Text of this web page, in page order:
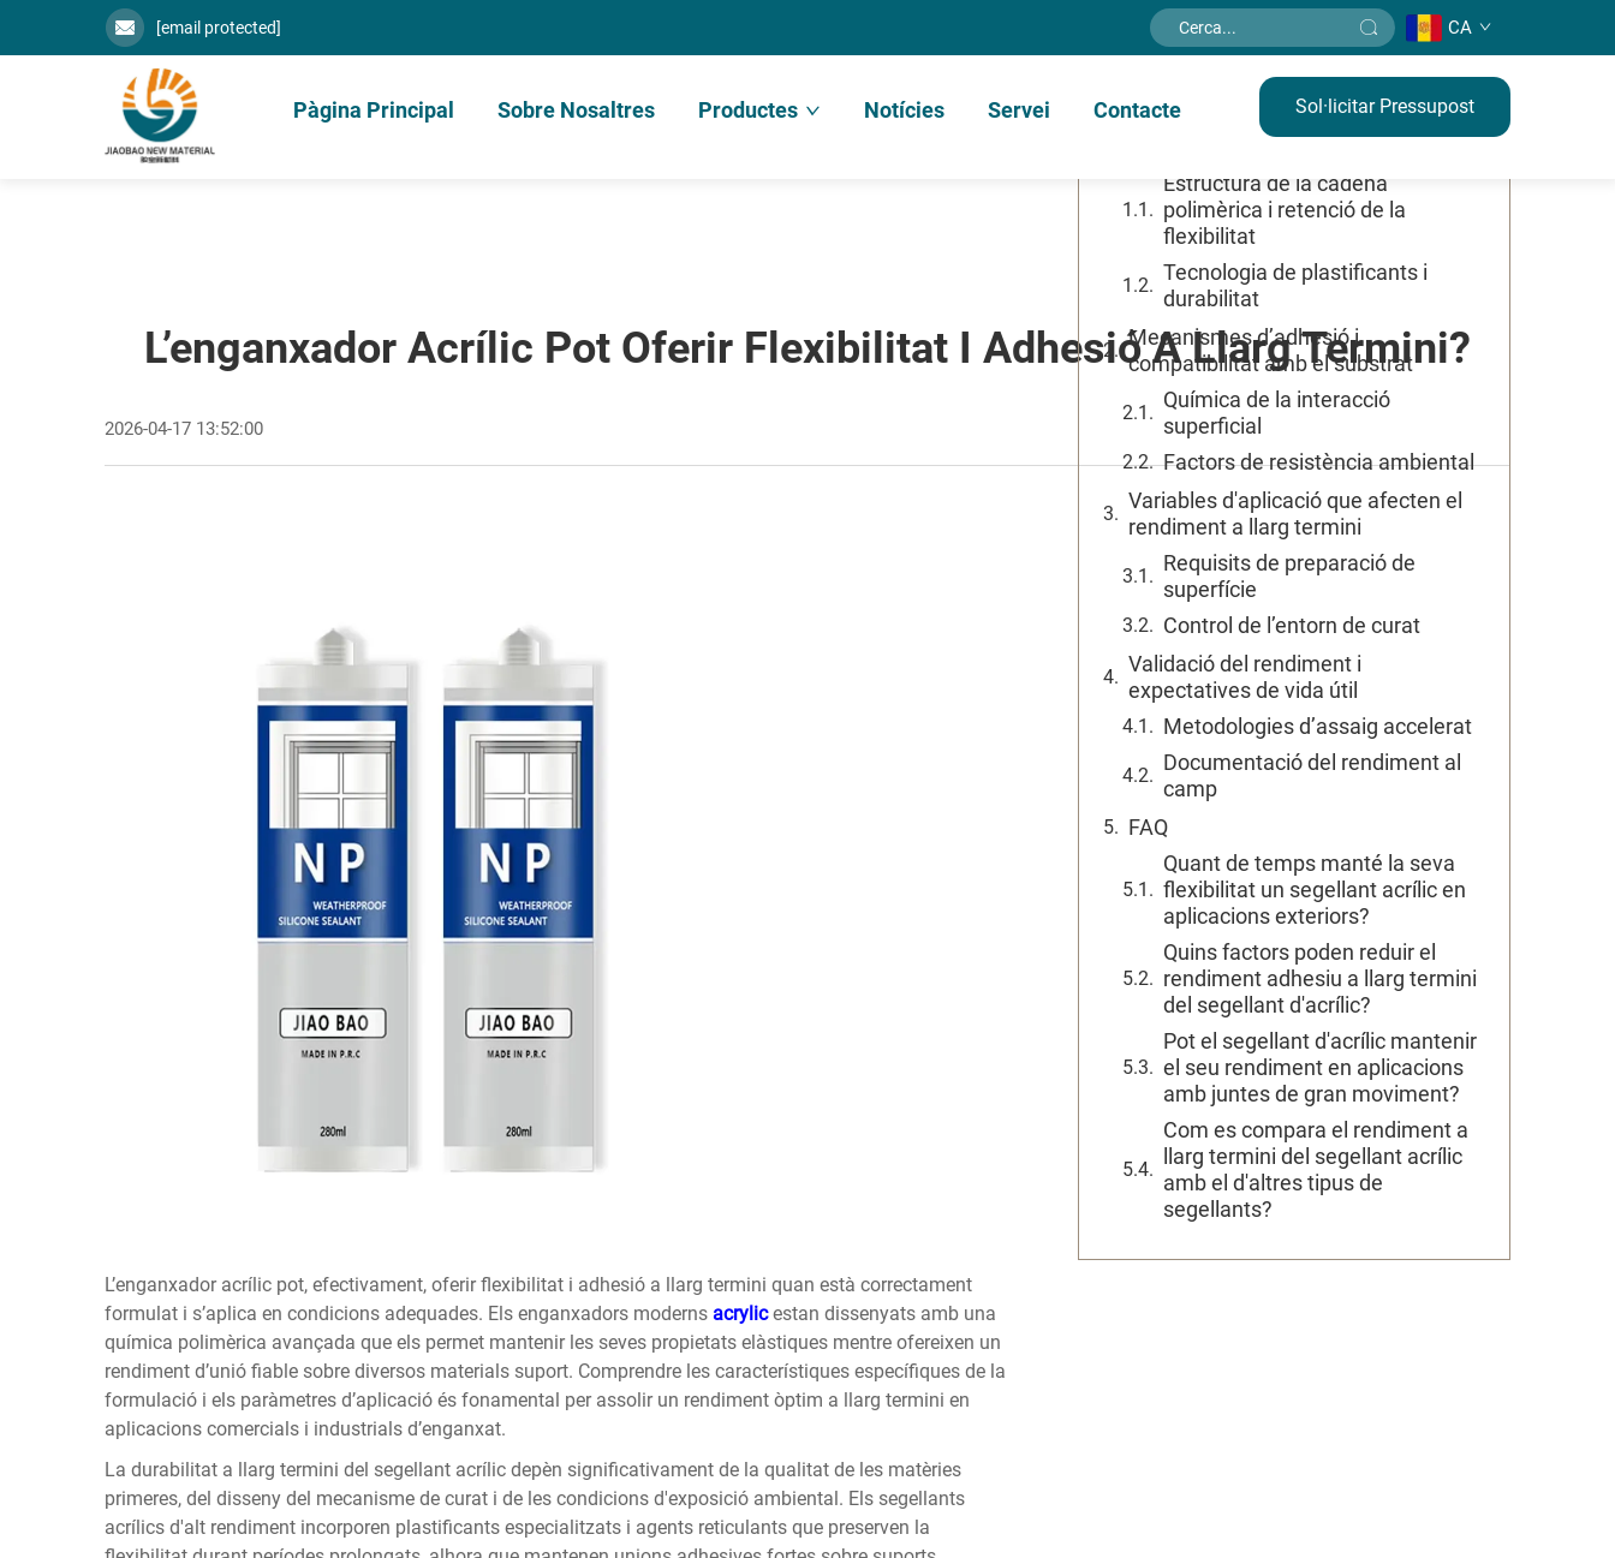
[email protected] CA
Pàgina Principal Sobre Nosaltres Productes Notícies Servei Contacte Sol·licitar Pressupost
L’enganxador Acrílic Pot Oferir Flexibilitat I Adhesió A Llarg Termini?
2026-04-17 13:52:00
L’enganxador acrílic pot, efectivament, oferir flexibilitat i adhesió a llarg termini quan està correctament
formulat i s’aplica en condicions adequades. Els enganxadors moderns acrylicestan dissenyats amb una
química polimèrica avançada que els permet mantenir les seves propietats elàstiques mentre ofereixen un
rendiment d’unió fiable sobre diversos materials suport. Comprendre les característiques específiques de la
formulació i els paràmetres d’aplicació és fonamental per assolir un rendiment òptim a llarg termini en
aplicacions comercials i industrials d’enganxat.
La durabilitat a llarg termini del segellant acrílic depèn significativament de la qualitat de les matèries
primeres, del disseny del mecanisme de curat i de les condicions d'exposició ambiental. Els segellants
acrílics d'alt rendiment incorporen plastificants especialitzats i agents reticulants que preserven la
El contingut
Fonament químic per al rendiment a
Estructura de la cadena
polimèrica i retenció de la
flexibilitat
Tecnologia de plastificants i
durabilitat
Mecanismes d’adhesió i
compatibilitat amb el substrat
Química de la interacció
superficial
Factors de resistència ambiental
Variables d'aplicació que afecten el
rendiment a llarg termini
Requisits de preparació de
superfície
Control de l’entorn de curat
Validació del rendiment i
expectatives de vida útil
Metodologies d’assaig accelerat
Documentació del rendiment al
camp
FAQ
Quant de temps manté la seva
flexibilitat un segellant acrílic en
aplicacions exteriors?
Quins factors poden reduir el
rendiment adhesiu a llarg termini
del segellant d'acrílic?
Pot el segellant d'acrílic mantenir
el seu rendiment en aplicacions
amb juntes de gran moviment?
Com es compara el rendiment a
llarg termini del segellant acrílic
amb el d'altres tipus de
segellants?